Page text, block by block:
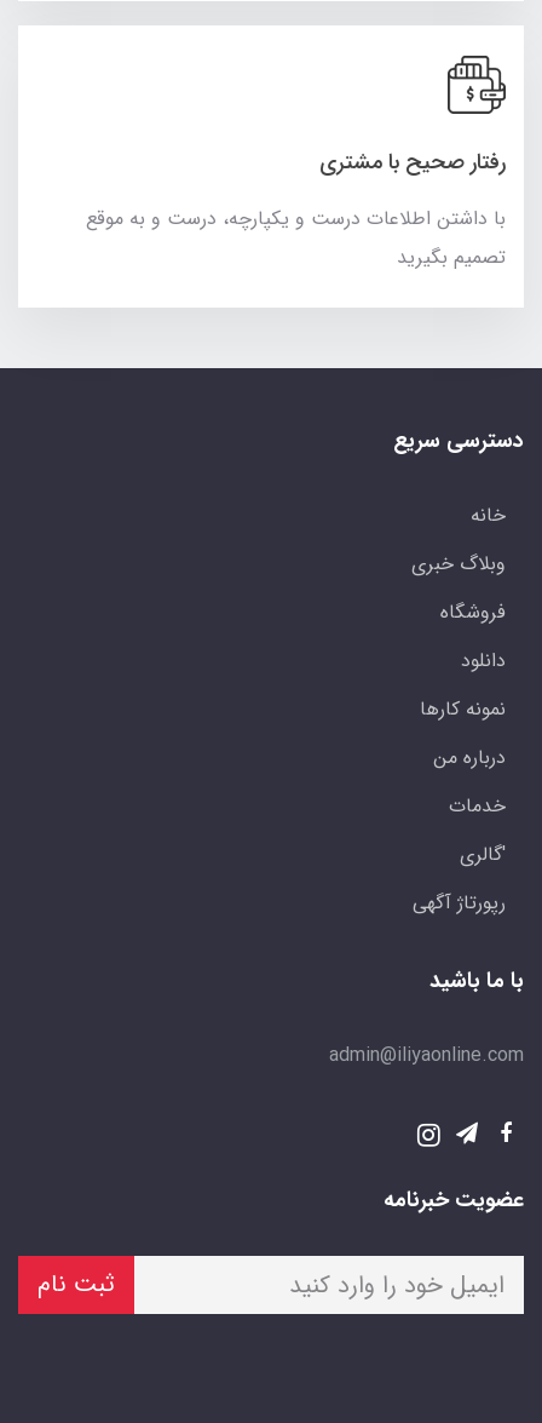
رفتار صحیح با مشتری
با داشتن اطلاعات درست و یکپارچه، درست و به موقع
تصمیم بگیرید
دسترسی سریع
خانه
وبلاگ خبری
فروشگاه
دانلود
نمونه کارها
درباره من
خدمات
'گالری
رپورتاژ آگهی
با ما باشید
admin@iliyaonline.com
عضویت خبرنامه
ثبت نام